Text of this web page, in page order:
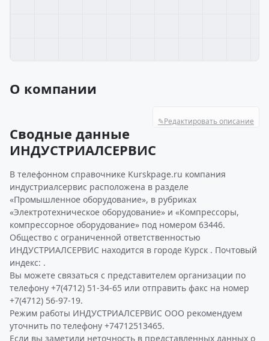
О компании
✎Редактировать описание
Сводные данные
ИНДУСТРИАЛСЕРВИС
В телефонном справочнике Kurskpage.ru компания
индустриалсервис расположена в разделе
«Промышленное оборудование», в рубриках
«Электротехническое оборудование» и «Компрессоры,
компрессорное оборудование» под номером 63446.
Общество с ограниченной ответственностью
ИНДУСТРИАЛСЕРВИС находится в городе Курск . Почтовый
индекс: .
Вы можете связаться с представителем организации по
телефону +7(4712) 51-34-65 или отправить факс на номер
+7(4712) 56-97-19.
Режим работы ИНДУСТРИАЛСЕРВИС ООО рекомендуем
уточнить по телефону +74712513465.
Если вы заметили неточность в представленных данных о